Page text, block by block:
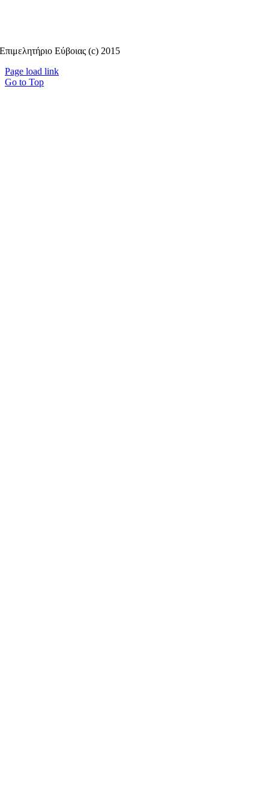
Επιμελητήριο Εύβοιας (c) 2015
Page load link
Go to Top